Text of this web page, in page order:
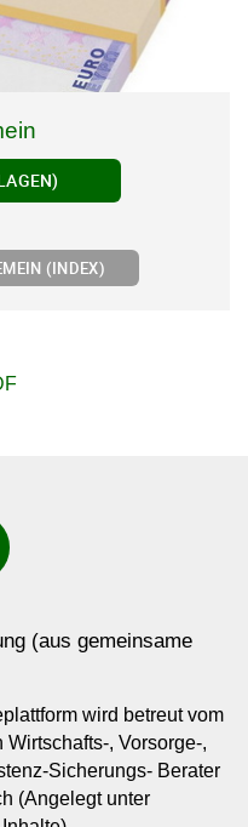
(INDEX)
(aus gemeinsame
wird betreut vom
, Vorsorge-,
Sicherungs- Berater
(Angelegt unter